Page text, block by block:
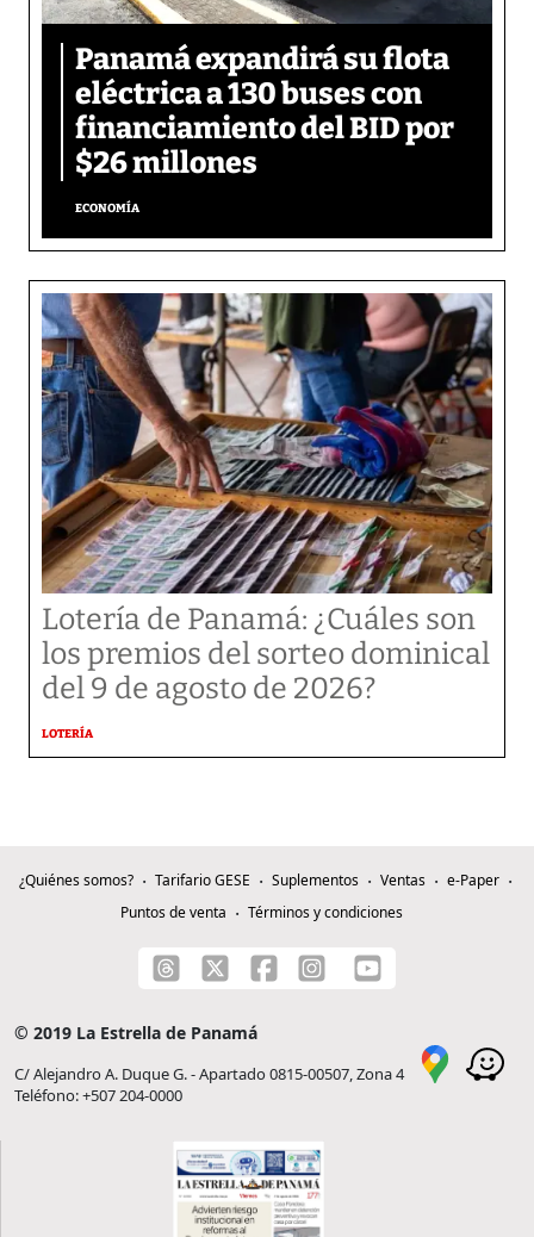
Panamá expandirá su flota
eléctrica a 130 buses con
financiamiento del BID por
$26 millones
ECONOMÍA
Lotería de Panamá: ¿Cuáles son
los premios del sorteo dominical
del 9 de agosto de 2026?
LOTERÍA
¿Quiénes somos? Tarifario GESE Suplementos Ventas
e-Paper
Puntos de venta
Términos y condiciones
© 2019 La Estrella de Panamá
C/ Alejandro A. Duque G. - Apartado 0815-00507, Zona 4
Teléfono: +507 204-0000